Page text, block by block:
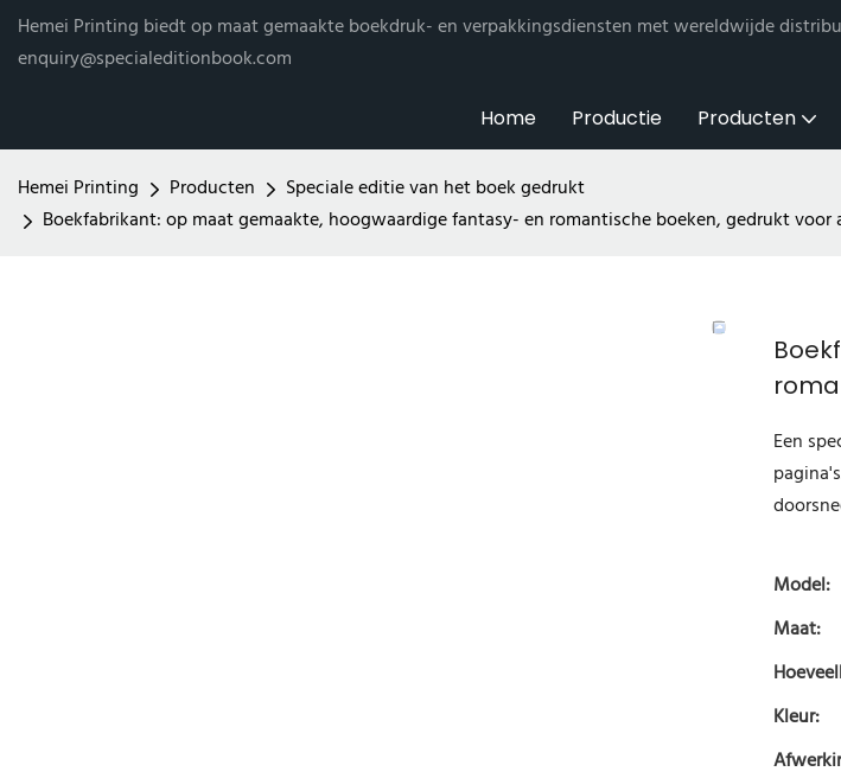
Hemei Printing biedt op maat gemaakte boekdruk- en verpakkingsdiensten met wereldwijde
enquiry@specialeditionbook.com
Home Productie Producten
Hemei Printing Producten
Speciale editie van het boek gedrukt
Boekfabrikant: op maat gemaakte, hoogwaardige fantasy- en romantische boeken, gedrukt voor
Een
Model:
Maat:
Kleur: